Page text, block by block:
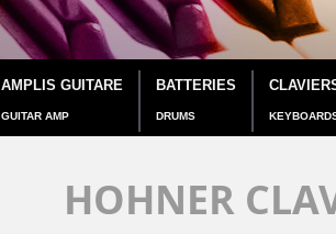
AMPLIS GUITARE
GUITAR AMP
BATTERIES
DRUMS
HOHNER